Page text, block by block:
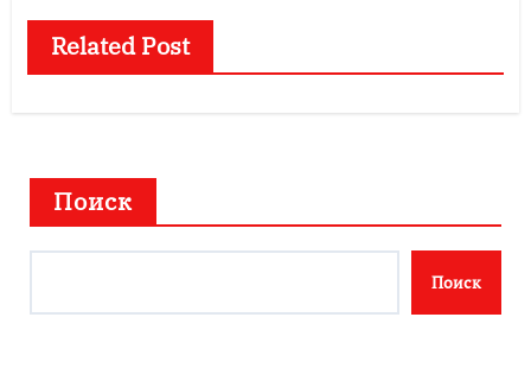
Related Post
Поиск
Поиск